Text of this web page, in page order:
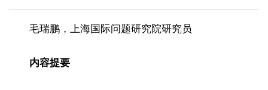
毛瑞鹏，上海国际问题研究院研究员
内容提要